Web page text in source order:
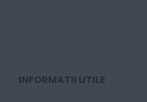
INFORMATII UTILE